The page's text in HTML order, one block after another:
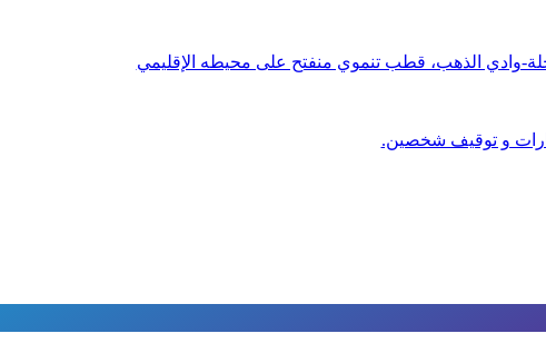
وادي الذهب، قطب تنموي منفتح على محيطه الإقليمي